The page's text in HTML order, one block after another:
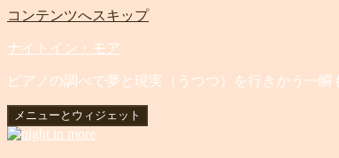
コンテンツへスキップ
ナイトイン・モア
ピアノの調べで夢と現実（うつつ）を行きかう一
メニューとウィジェット